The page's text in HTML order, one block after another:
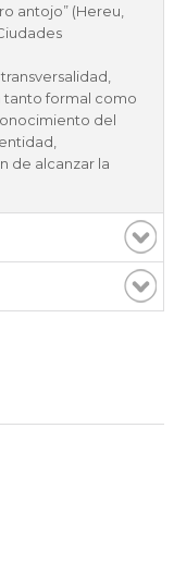
antojo” (Hereu,
tanto formal como
del
de alcanzar la